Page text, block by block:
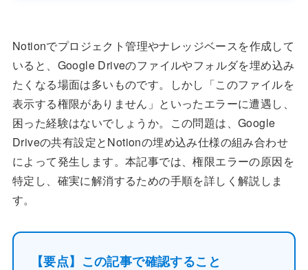
Notionでプロジェクト管理やナレッジベースを作成して
いると、Google Driveのファイルやフォルダを埋め込み
たくなる場面は多いものです。しかし「このファイルを
表示する権限がありません」といったエラーに遭遇し、
困った経験はないでしょうか。この問題は、Google
Driveの共有設定とNotionの埋め込み仕様の組み合わせ
によって発生します。本記事では、権限エラーの原因を
特定し、確実に解消するための手順を詳しく解説しま
す。
【要点】この記事で確認すること